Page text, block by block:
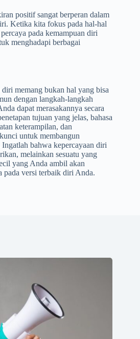
positif sangat berperan dalam
Ketika kita fokus pada hal-hal
pada kemampuan diri
menghadapi berbagai
memang bukan hal yang bisa
dengan langkah-langkah
dapat merasakannya secara
tujuan yang jelas, bahasa
keterampilan, dan
untuk membangun
bahwa kepercayaan diri
melainkan sesuatu yang
yang Anda ambil akan
pada versi terbaik diri Anda.